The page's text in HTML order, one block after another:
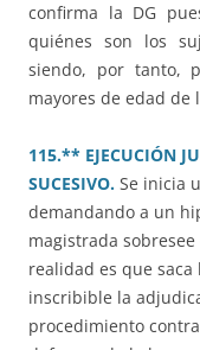
confirma la DG
quiénes son los
siendo, por tanto,
mayores de edad de
115.** EJECUCIÓN
SUCESIVO. Se inicia
demandando a un
magistrada
realidad es que
inscribible la
procedimiento